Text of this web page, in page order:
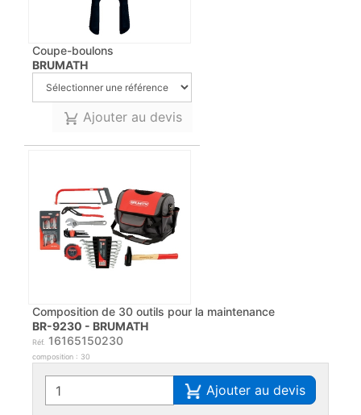
Coupe-boulons
BRUMATH
Ajouter au devis
Composition de 30 outils pour la maintenance
BR-9230 - BRUMATH
Réf. 16165150230
composition : 30
Ajouter au devis